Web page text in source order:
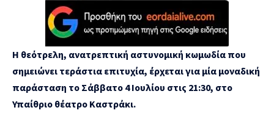
Η θεότρελη, ανατρεπτική αστυνομική κωμωδία που
σημειώνει τεράστια επιτυχία, έρχεται για μία μοναδική
παράσταση το Σάββατο 4 Ιουλίου στις 21:30, στο
Υπαίθριο θέατρο Καστράκι.